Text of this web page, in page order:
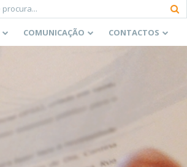
COMUNICAÇÃO CONTACTOS